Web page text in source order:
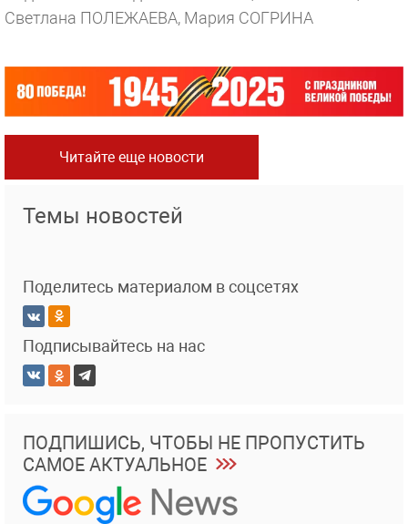
Светлана ПОЛЕЖАЕВА, Мария СОГРИНА
Читайте еще новости
Темы новостей
Поделитесь материалом в соцсетях
Подписывайтесь на нас
ПОДПИШИСЬ, ЧТОБЫ НЕ ПРОПУСТИТЬ
САМОЕ АКТУАЛЬНОЕ